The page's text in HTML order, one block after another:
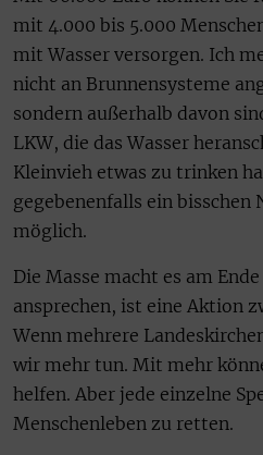
mit 4.000 bis 5.000
mit Wasser versorgen. Ich
nicht an Brunnensysteme
sondern außerhalb davon
LKW, die das Wasser
Kleinvieh etwas zu trinken
gegebenenfalls ein
möglich.
Die Masse macht es am Ende
ansprechen, ist eine Aktion
Wenn mehrere
wir mehr tun. Mit mehr
helfen. Aber jede einzelne
Menschenleben zu retten.